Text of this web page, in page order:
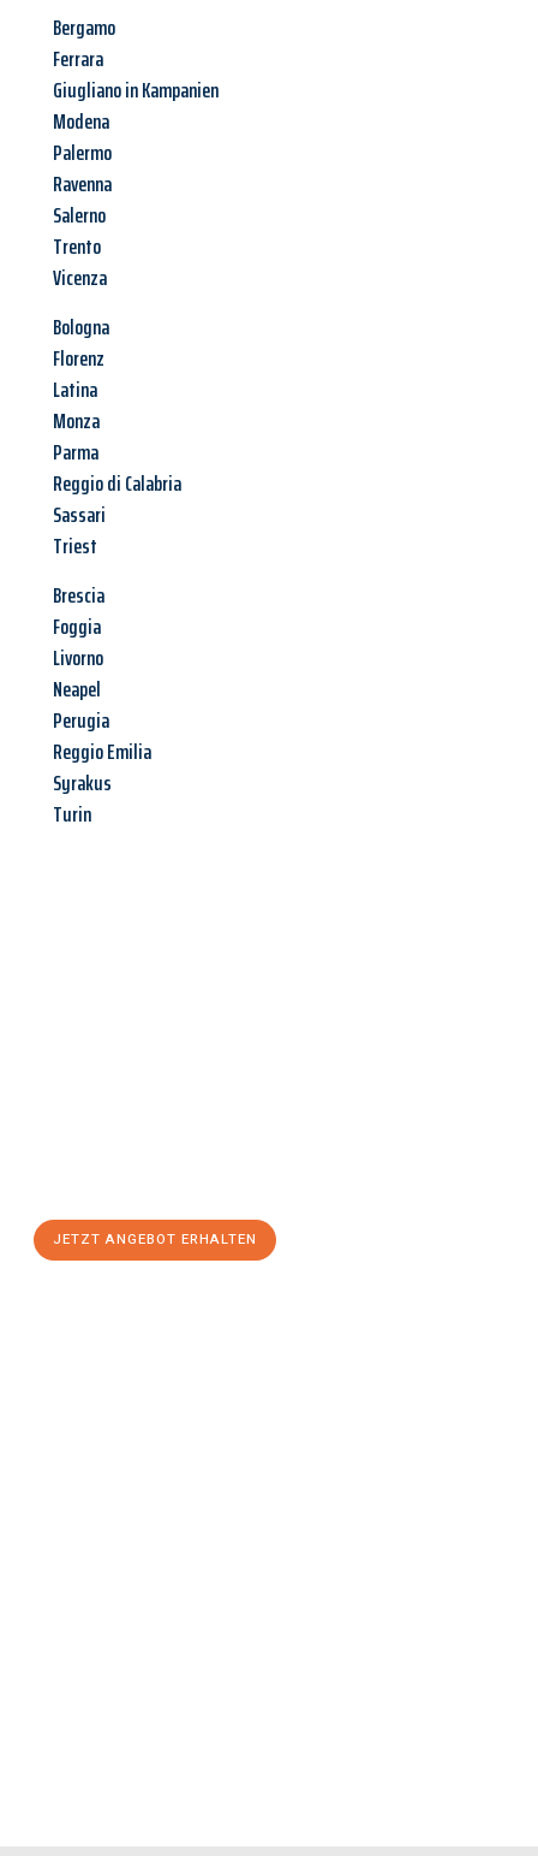
Bergamo
Ferrara
Giugliano in Kampanien
Modena
Palermo
Ravenna
Salerno
Trento
Vicenza
Bologna
Florenz
Latina
Monza
Parma
Reggio di Calabria
Sassari
Triest
Brescia
Foggia
Livorno
Neapel
Perugia
Reggio Emilia
Syrakus
Turin
JETZT ANGEBOT ERHALTEN